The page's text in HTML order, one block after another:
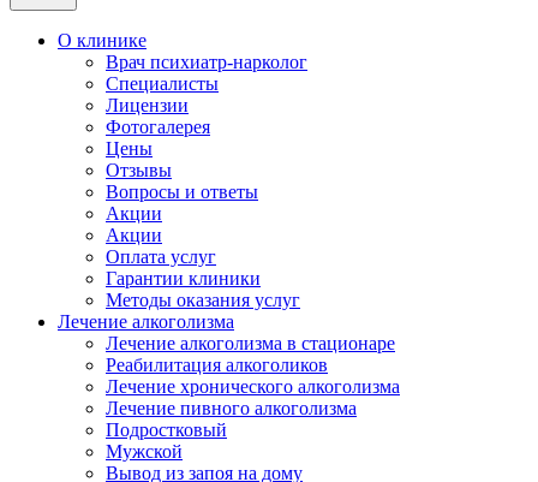
О клинике
Врач психиатр-нарколог
Специалисты
Лицензии
Фотогалерея
Цены
Отзывы
Вопросы и ответы
Акции
Акции
Оплата услуг
Гарантии клиники
Методы оказания услуг
Лечение алкоголизма
Лечение алкоголизма в стационаре
Реабилитация алкоголиков
Лечение хронического алкоголизма
Лечение пивного алкоголизма
Подростковый
Мужской
Вывод из запоя на дому